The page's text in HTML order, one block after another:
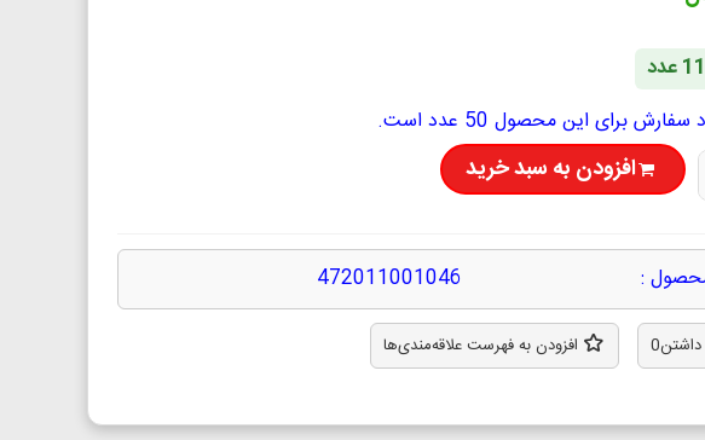
برای این محصول 50 عدد است.
افزودن به سبد خرید
:
472011001046
0 افزودن به فهرست علاقه‌مندی‌ها